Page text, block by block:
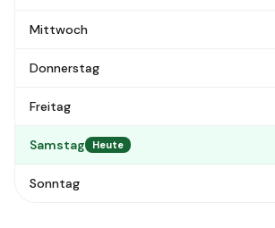
Mittwoch
Donnerstag
Freitag
Samstag Heute
Sonntag